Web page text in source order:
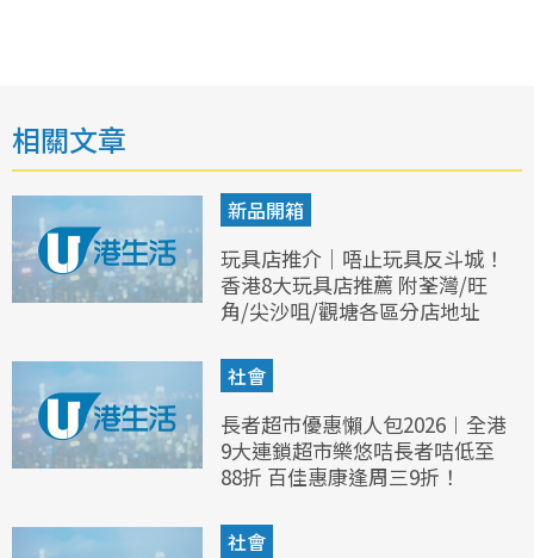
相關文章
新品開箱
玩具店推介｜唔止玩具反斗城！
香港8大玩具店推薦 附荃灣/旺
角/尖沙咀/觀塘各區分店地址
社會
長者超市優惠懶人包2026︱全港
9大連鎖超市樂悠咭長者咭低至
88折 百佳惠康逢周三9折！
社會